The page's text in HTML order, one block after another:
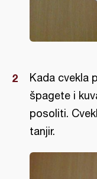
Kada cvekla
špagete i
posoliti.
tanjir.